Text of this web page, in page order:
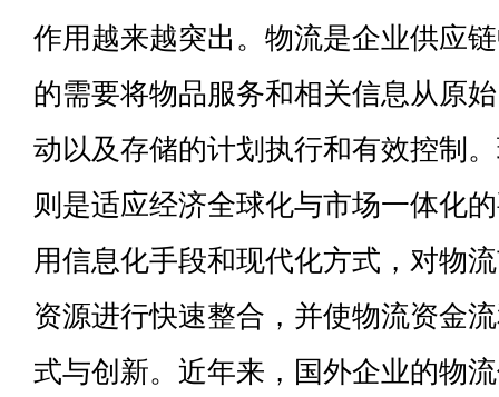
作用越来越突出。物流是企业供应
的需要将物品服务和相关信息从原
动以及存储的计划执行和有效控制
则是适应经济全球化与市场一体化
用信息化手段和现代化方式，对物
资源进行快速整合，并使物流资金
式与创新。近年来，国外企业的物